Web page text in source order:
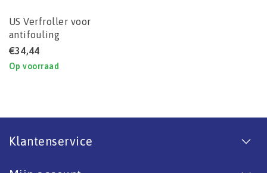
US Verfroller voor
antifouling
€34,44
Op voorraad
Klantenservice